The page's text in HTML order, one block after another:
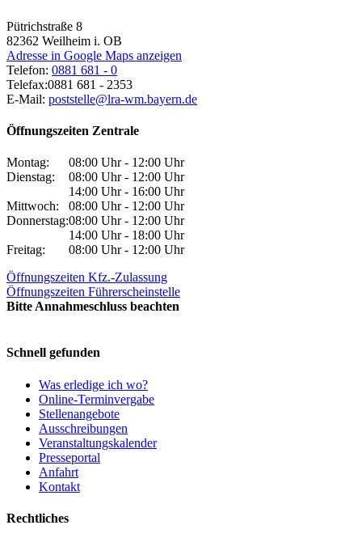
Pütrichstraße 8
82362 Weilheim i. OB
Adresse in Google Maps anzeigen
Telefon: 0881 681 - 0
Telefax:0881 681 - 2353
E-Mail: poststelle@lra-wm.bayern.de
Öffnungszeiten Zentrale
Montag:
08:00 Uhr - 12:00 Uhr
Dienstag:
08:00 Uhr - 12:00 Uhr
14:00 Uhr - 16:00 Uhr
Mittwoch:
08:00 Uhr - 12:00 Uhr
Donnerstag:08:00 Uhr - 12:00 Uhr
14:00 Uhr - 18:00 Uhr
Freitag:
08:00 Uhr - 12:00 Uhr
Öffnungszeiten Kfz.-Zulassung
Öffnungszeiten Führerscheinstelle
Bitte Annahmeschluss beachten
Schnell gefunden
Was erledige ich wo?
Online-Terminvergabe
Stellenangebote
Ausschreibungen
Veranstaltungskalender
Presseportal
Anfahrt
Kontakt
Rechtliches